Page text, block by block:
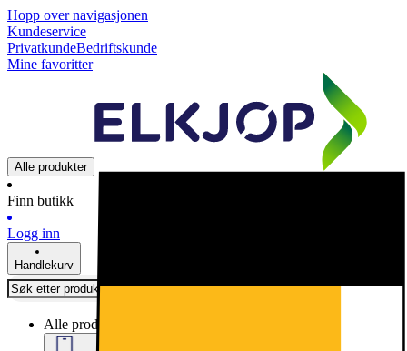
Hopp over navigasjonen
Kundeservice
PrivatkundeBedriftskunde
Mine favoritter
Alle produkter
Finn butikk
Logg inn
Handlekurv
Alle produkter